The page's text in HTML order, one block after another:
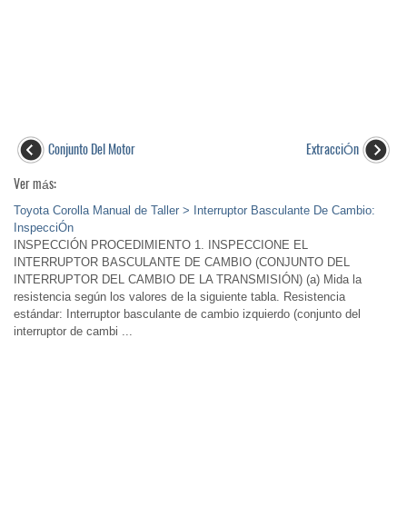
Conjunto Del Motor
ExtracciÓn
Ver más:
Toyota Corolla Manual de Taller > Interruptor Basculante De Cambio:
InspecciÓn
INSPECCIÓN PROCEDIMIENTO 1. INSPECCIONE EL
INTERRUPTOR BASCULANTE DE CAMBIO (CONJUNTO DEL
INTERRUPTOR DEL CAMBIO DE LA TRANSMISIÓN) (a) Mida la
resistencia según los valores de la siguiente tabla. Resistencia
estándar: Interruptor basculante de cambio izquierdo (conjunto del
interruptor de cambi ...